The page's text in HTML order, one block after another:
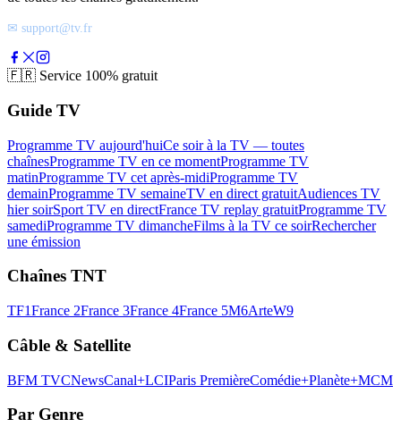
✉ support@tv.fr
🇫🇷 Service 100% gratuit
Guide TV
Programme TV aujourd'huiCe soir à la TV — toutes
chaînesProgramme TV en ce momentProgramme TV
matinProgramme TV cet après-midiProgramme TV
demainProgramme TV semaineTV en direct gratuitAudiences TV
hier soirSport TV en directFrance TV replay gratuitProgramme TV
samediProgramme TV dimancheFilms à la TV ce soirRechercher
une émission
Chaînes TNT
TF1France 2France 3France 4France 5M6ArteW9
Câble & Satellite
BFM TVCNewsCanal+LCIParis PremièreComédie+Planète+MCM
Par Genre